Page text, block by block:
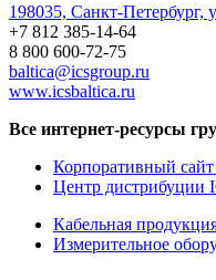
198035, Санкт-Петербург,
+7 812 385-14-64
8 800 600-72-75
baltica@icsgroup.ru
www.icsbaltica.ru
Все интернет-ресурсы
Корпоративный
Центр дистрибуции
Кабельная
Измерительное